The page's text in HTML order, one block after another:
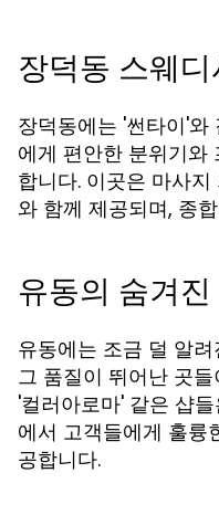
장덕동 스웨
장덕동에는 '썬타이'와
에게 편안한 분위기와
합니다. 이곳은 마사
와 함께 제공되며, 종
유동의 숨겨
유동에는 조금 덜 알
그 품질이 뛰어난 곳
'컬러아로마' 같은 샵
에서 고객들에게 훌륭
공합니다.